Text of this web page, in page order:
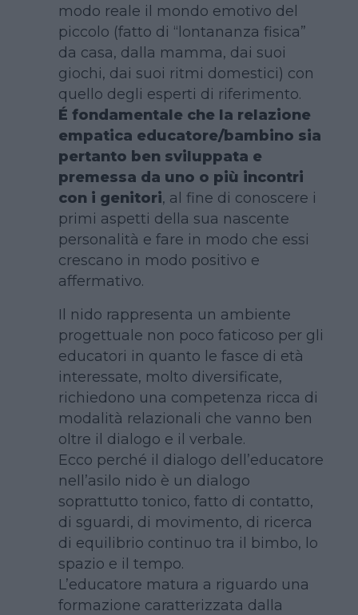
modo reale il mondo emotivo del
piccolo (fatto di “lontananza fisica”
da casa, dalla mamma, dai suoi
giochi, dai suoi ritmi domestici) con
quello degli esperti di riferimento.
É fondamentale che la relazione
empatica educatore/bambino sia
pertanto ben sviluppata e
premessa da uno o più incontri
con i genitori, al fine di conoscere i
primi aspetti della sua nascente
personalità e fare in modo che essi
crescano in modo positivo e
affermativo.
Il nido rappresenta un ambiente
progettuale non poco faticoso per gli
educatori in quanto le fasce di età
interessate, molto diversificate,
richiedono una competenza ricca di
modalità relazionali che vanno ben
oltre il dialogo e il verbale.
Ecco perché il dialogo dell’educatore
nell’asilo nido è un dialogo
soprattutto tonico, fatto di contatto,
di sguardi, di movimento, di ricerca
di equilibrio continuo tra il bimbo, lo
spazio e il tempo.
L’educatore matura a riguardo una
formazione caratterizzata dalla